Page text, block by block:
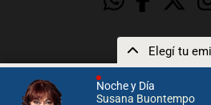
Noche y Día
Susana Buontempo
Elegí tu